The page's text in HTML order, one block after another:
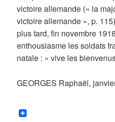
victoire allemande (« la
victoire allemande », p.
plus tard, fin novembre
enthousiasme les soldats
natale : « vive les
GEORGES Raphaël,